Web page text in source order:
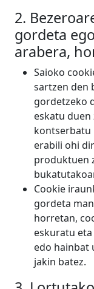
2.
gordeta
arabera,
Saioko
sartzen den
gordetzeko
eskatu
kontserbatu
erabili ohi
produktuen
Cookie
gordeta
horretan,
eskuratu
edo hainbat
jakin batez.